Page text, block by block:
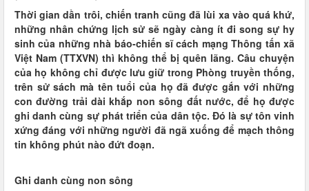
Thời gian dần trôi, chiến tranh cũng đã lùi xa vào quá khứ,
những nhân chứng lịch sử sẽ ngày càng ít đi song sự hy
sinh của những nhà báo-chiến sĩ cách mạng Thông tấn xã
Việt Nam (TTXVN) thì không thể bị quên lãng. Câu chuyện
của họ không chỉ được lưu giữ trong Phòng truyền thống,
trên sử sách mà tên tuổi của họ đã được gắn với những
con đường trải dài khắp non sông đất nước, để họ được
ghi danh cùng sự phát triển của dân tộc. Đó là sự tôn vinh
xứng đáng với những người đã ngã xuống để mạch thông
tin không phút nào đứt đoạn.
Ghi danh cùng non sông